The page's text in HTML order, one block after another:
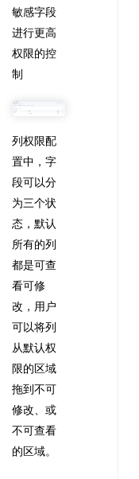
敏感字段
进行更高
权限的控
制
列权限配
置中，字
段可以分
为三个状
态，默认
所有的列
都是可查
看可修
改，用户
可以将列
从默认权
限的区域
拖到不可
修改、或
不可查看
的区域。